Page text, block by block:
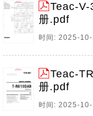
Teac-
册.pdf
时间: 2025-
Teac-
册.pdf
时间: 2025-